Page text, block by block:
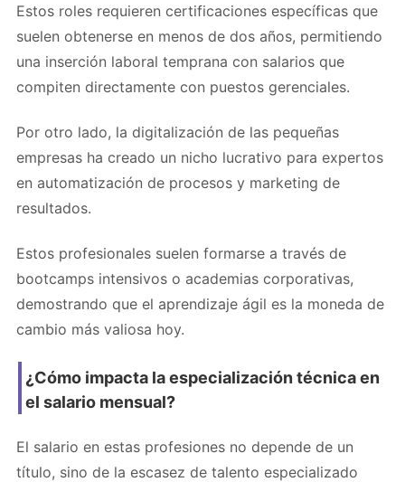
Estos roles requieren certificaciones específicas que
suelen obtenerse en menos de dos años, permitiendo
una inserción laboral temprana con salarios que
compiten directamente con puestos gerenciales.
Por otro lado, la digitalización de las pequeñas
empresas ha creado un nicho lucrativo para expertos
en automatización de procesos y marketing de
resultados.
Estos profesionales suelen formarse a través de
bootcamps intensivos o academias corporativas,
demostrando que el aprendizaje ágil es la moneda de
cambio más valiosa hoy.
¿Cómo impacta la especialización técnica en
el salario mensual?
El salario en estas profesiones no depende de un
título, sino de la escasez de talento especializado